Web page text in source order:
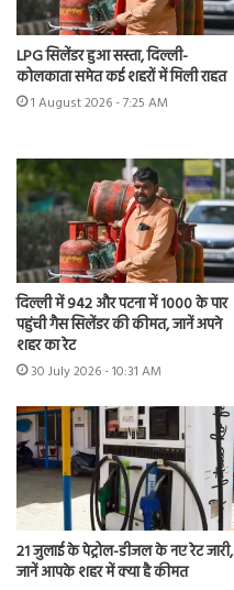
LPG सिलेंडर हुआ सस्ता, दिल्ली-
कोलकाता समेत कई शहरों में मिली राहत
1 August 2026 - 7:25 AM
दिल्ली में 942 और पटना में 1000 के पार
पहुंची गैस सिलेंडर की कीमत, जानें अपने
शहर का रेट
30 July 2026 - 10:31 AM
21 जुलाई के पेट्रोल-डीजल के नए रेट जारी,
जानें आपके शहर में क्या है कीमत